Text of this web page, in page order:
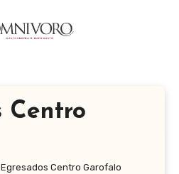
Centro
Egresados Centro Garofalo